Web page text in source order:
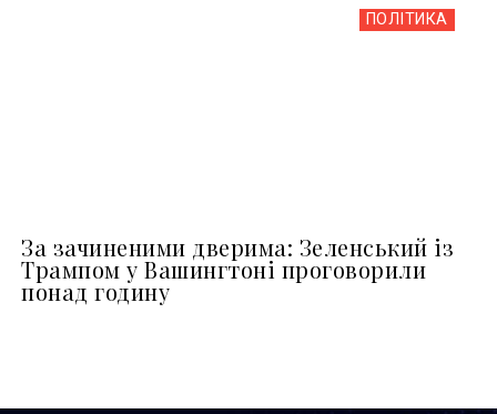
ПОЛІТИКА
За зачиненими дверима: Зеленський із
Трампом у Вашингтоні проговорили
понад годину